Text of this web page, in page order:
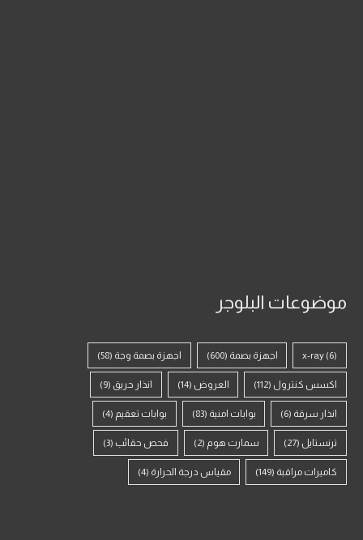
موضوعات البلوجر
x-ray (6) اجهزة بصمة (600) اجهزة بصمة وجة (58)
اكسس كنترول (112) العروض (14) انذار حريق (9)
انذار سرقة (6) بوابات امنية (83) بوابات تعقيم (4)
ترنستايل (27) سمارت هوم (2) فحص حقائب (3)
كاميرات مراقبة (149) مقياس درجة الحرارة (4)